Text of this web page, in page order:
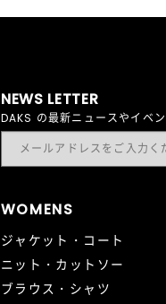
NEWS LETTER
DAKS の最新ニュースやイベ
WOMENS
ジャケット・コート
ニット・カットソー
ブラウス・シャツ